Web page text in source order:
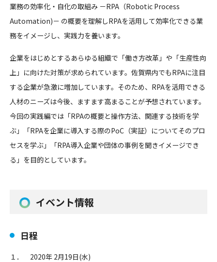
業務の効率化・⾃化の取組み －RPA（Robotic Process
Automation)－ の概要を理解しRPAを活用して効率化できる業
務をイメージし、実践⼒を養います。
企業をはじめとするあらゆる組織で「働き方改革」や「⽣産性向
上」に向けた対策が求められています。佐賀県内でもRPAに注目
する企業が急激に増加しています。そのため、RPAを活用できる
人材のニーズは今後、ますます高まることが予想されています。
今回の実践編では「RPAの概要と操作方法、関連する技術を学
ぶ」「RPAを企業に導入する際のPoC（実証）についてそのプロ
セスを学ぶ」「RPA導入企業や団体の事例を聞きイメージでき
る」を目的としています。
イベント情報
日程
１． 2020年 2月19日(水)